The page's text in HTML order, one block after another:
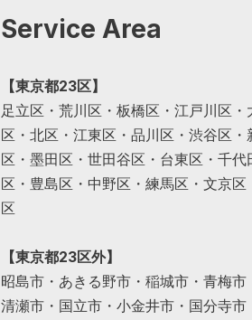
Service Area
【東京都23区】
足立区・荒川区・板橋区・江戸川区・
区・北区・江東区・品川区・渋谷区・
区・墨田区・世田谷区・台東区・千代
区・豊島区・中野区・練馬区・文京区
区
【東京都23区外】
昭島市・あきる野市・稲城市・青梅市
清瀬市・国立市・小金井市・国分寺市